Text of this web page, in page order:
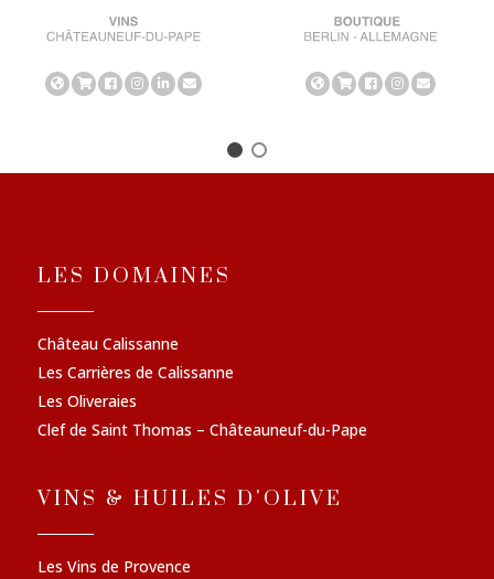
LES DOMAINES
Château Calissanne
Les Carrières de Calissanne
Les Oliveraies
Clef de Saint Thomas – Châteauneuf-du-Pape
VINS & HUILES D'OLIVE
Les Vins de Provence